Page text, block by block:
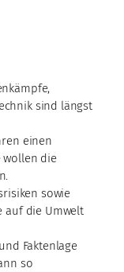
sind längst
einen
wollen die
sowie
auf die Umwelt
Faktenlage
so